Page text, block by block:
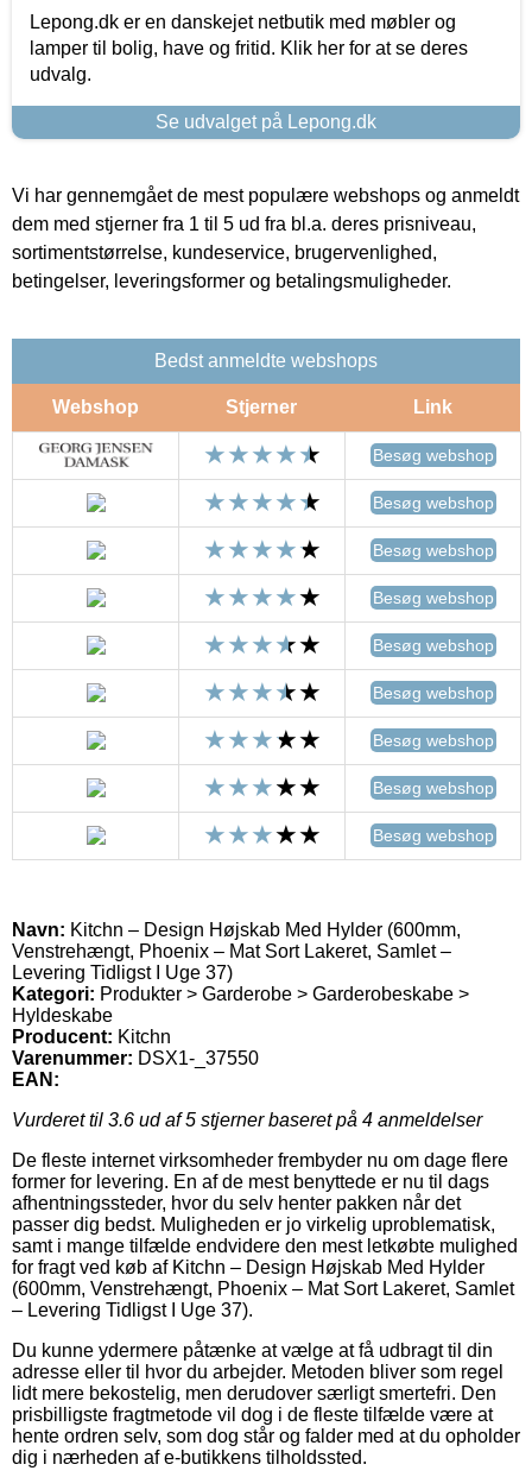
Lepong.dk er en danskejet netbutik med møbler og
lamper til bolig, have og fritid. Klik her for at se deres
udvalg.
Se udvalget på Lepong.dk
Vi har gennemgået de mest populære webshops og anmeldt
dem med stjerner fra 1 til 5 ud fra bl.a. deres prisniveau,
sortimentstørrelse, kundeservice, brugervenlighed,
betingelser, leveringsformer og betalingsmuligheder.
Bedst anmeldte webshops
Webshop Stjerner Link
Besøg webshop
Besøg webshop
Besøg webshop
Besøg webshop
Besøg webshop
Besøg webshop
Besøg webshop
Besøg webshop
Besøg webshop
Navn: Kitchn – Design Højskab Med Hylder (600mm,
Venstrehængt, Phoenix – Mat Sort Lakeret, Samlet –
Levering Tidligst I Uge 37)
Kategori: Produkter > Garderobe > Garderobeskabe >
Hyldeskabe
Producent: Kitchn
Varenummer: DSX1-_37550
EAN:
Vurderet til 3.6 ud af 5 stjerner baseret på 4 anmeldelser
De fleste internet virksomheder frembyder nu om dage flere
former for levering. En af de mest benyttede er nu til dags
afhentningssteder, hvor du selv henter pakken når det
passer dig bedst. Muligheden er jo virkelig uproblematisk,
samt i mange tilfælde endvidere den mest letkøbte mulighed
for fragt ved køb af Kitchn – Design Højskab Med Hylder
(600mm, Venstrehængt, Phoenix – Mat Sort Lakeret, Samlet
– Levering Tidligst I Uge 37).
Du kunne ydermere påtænke at vælge at få udbragt til din
adresse eller til hvor du arbejder. Metoden bliver som regel
lidt mere bekostelig, men derudover særligt smertefri. Den
prisbilligste fragtmetode vil dog i de fleste tilfælde være at
hente ordren selv, som dog står og falder med at du opholder
dig i nærheden af e-butikkens tilholdssted.